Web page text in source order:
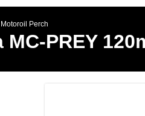
Perch
MC-PREY